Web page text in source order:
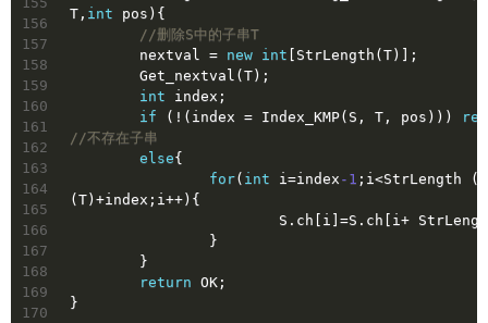
156
157
158
159
160
161
162
163
164
165
166
167
168
169
170
T, int pos){
//删除S中的子串T
	nextval =
new int [StrLength(T)];
	Get_nextval(T);
int index;
if (!(index = Index_KMP(S, T, pos)))
//不存在子串
else{
for( int i=index -1 ;i<StrLength
(T)+index;i++){
S.ch[i]=S.ch[i+
		}
	}
return OK;
}